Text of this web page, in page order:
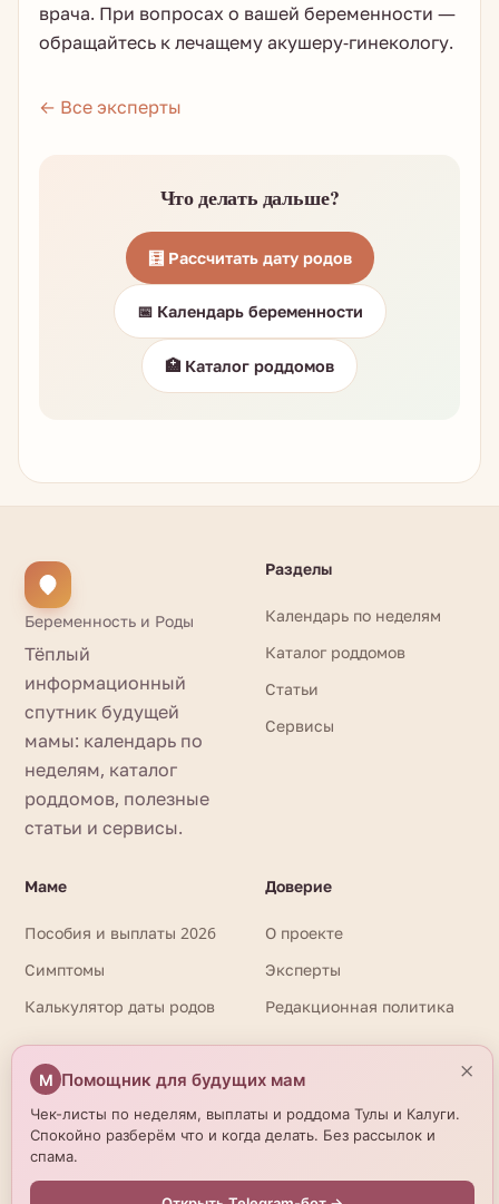
врача. При вопросах о вашей беременности —
обращайтесь к лечащему акушеру-гинекологу.
← Все эксперты
Что делать дальше?
🧮 Рассчитать дату родов
📅 Календарь беременности
🏥 Каталог роддомов
Беременность и Роды
Тёплый
информационный
спутник будущей
мамы: календарь по
неделям, каталог
роддомов, полезные
статьи и сервисы.
Разделы
Календарь по неделям
Каталог роддомов
Статьи
Сервисы
Маме
Пособия и выплаты 2026
Симптомы
Калькулятор даты родов
Доверие
О проекте
Эксперты
Редакционная политика
⚕️ Информация на сайте носит справочный характер и не
здоровья обращайтесь к квалифицированному
специалисту. Имеются противопоказания. Необходима
консультация специалиста. Данные о роддомах получены
из открытых источников и могут отличаться от актуальной
М Помощник для будущих мам
Чек-листы по неделям, выплаты и роддома Тулы и Калуги.
Спокойно разберём что и когда делать. Без рассылок и
спама.
×